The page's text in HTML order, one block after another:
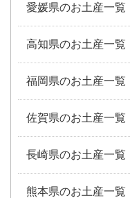
愛媛県のお土産一覧
高知県のお土産一覧
福岡県のお土産一覧
佐賀県のお土産一覧
長崎県のお土産一覧
熊本県のお土産一覧